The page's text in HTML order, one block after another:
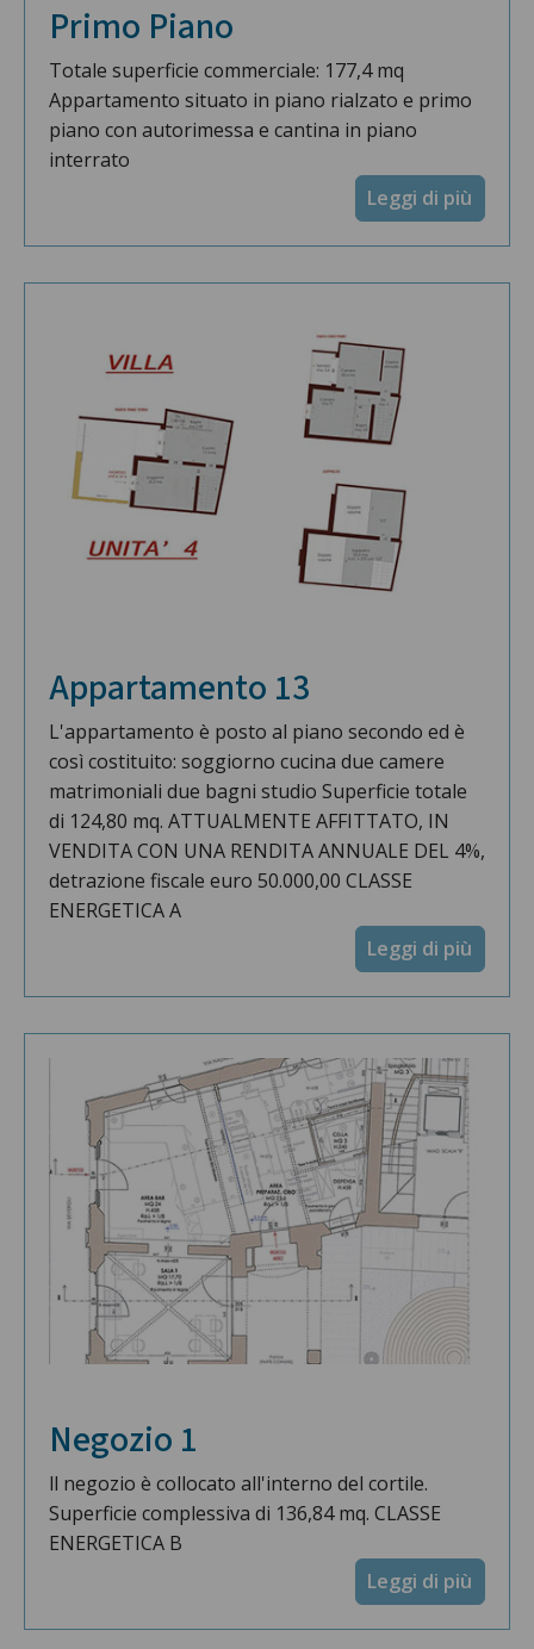
Primo Piano
Totale superficie commerciale: 177,4 mq
Appartamento situato in piano rialzato e primo
piano con autorimessa e cantina in piano
interrato
Leggi di più
Appartamento 13
L'appartamento è posto al piano secondo ed è
così costituito: soggiorno cucina due camere
matrimoniali due bagni studio Superficie totale
di 124,80 mq. ATTUALMENTE AFFITTATO, IN
VENDITA CON UNA RENDITA ANNUALE DEL 4%,
detrazione fiscale euro 50.000,00 CLASSE
ENERGETICA A
Leggi di più
Negozio 1
ll negozio è collocato all'interno del cortile.
Superficie complessiva di 136,84 mq. CLASSE
ENERGETICA B
Leggi di più